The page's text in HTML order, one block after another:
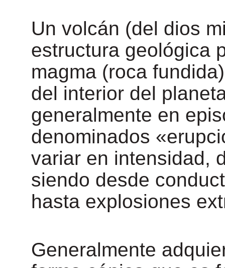
Un volcán (del dios
estructura geológica
magma (roca
del interior del
generalmente en
denominados
variar en intensidad,
siendo desde
hasta explosiones
Generalmente